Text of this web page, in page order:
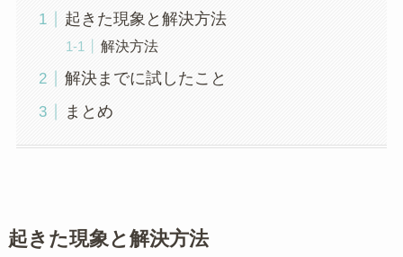
起きた現象と解決方法
解決方法
解決までに試したこと
まとめ
起きた現象と解決方法